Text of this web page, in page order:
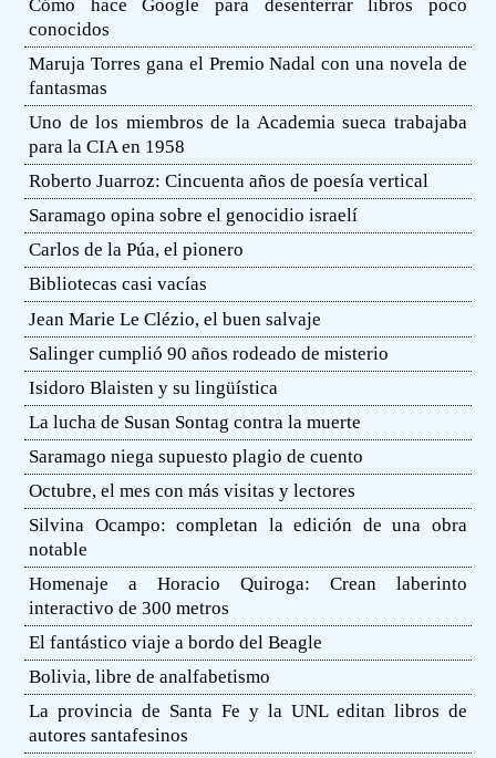
Cómo hace Google para desenterrar libros poco
conocidos
Maruja Torres gana el Premio Nadal con una novela de
fantasmas
Uno de los miembros de la Academia sueca trabajaba
para la CIA en 1958
Roberto Juarroz: Cincuenta años de poesía vertical
Saramago opina sobre el genocidio israelí
Carlos de la Púa, el pionero
Bibliotecas casi vacías
Jean Marie Le Clézio, el buen salvaje
Salinger cumplió 90 años rodeado de misterio
Isidoro Blaisten y su lingüística
La lucha de Susan Sontag contra la muerte
Saramago niega supuesto plagio de cuento
Octubre, el mes con más visitas y lectores
Silvina Ocampo: completan la edición de una obra
notable
Homenaje a Horacio Quiroga: Crean laberinto
interactivo de 300 metros
El fantástico viaje a bordo del Beagle
Bolivia, libre de analfabetismo
La provincia de Santa Fe y la UNL editan libros de
autores santafesinos